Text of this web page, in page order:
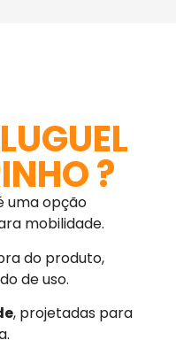
?
uma opção
mobilidade.
do produto,
de uso.
, projetadas para